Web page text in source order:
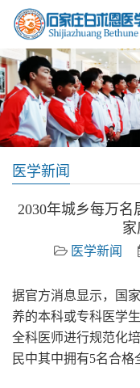
医学新闻
2030年城乡每万
医学新闻
据官方消息显示，国
养的本科或专科医学
全科医师进行规范化
民中其中拥有5名合格